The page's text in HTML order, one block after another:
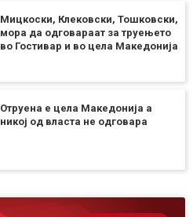
Мицкоски, Клековски, Тошковски,
мора да одговараат за труењето
во Гостивар и во цела Македонија
Отруена е цела Македонија а
никој од власта не одговара